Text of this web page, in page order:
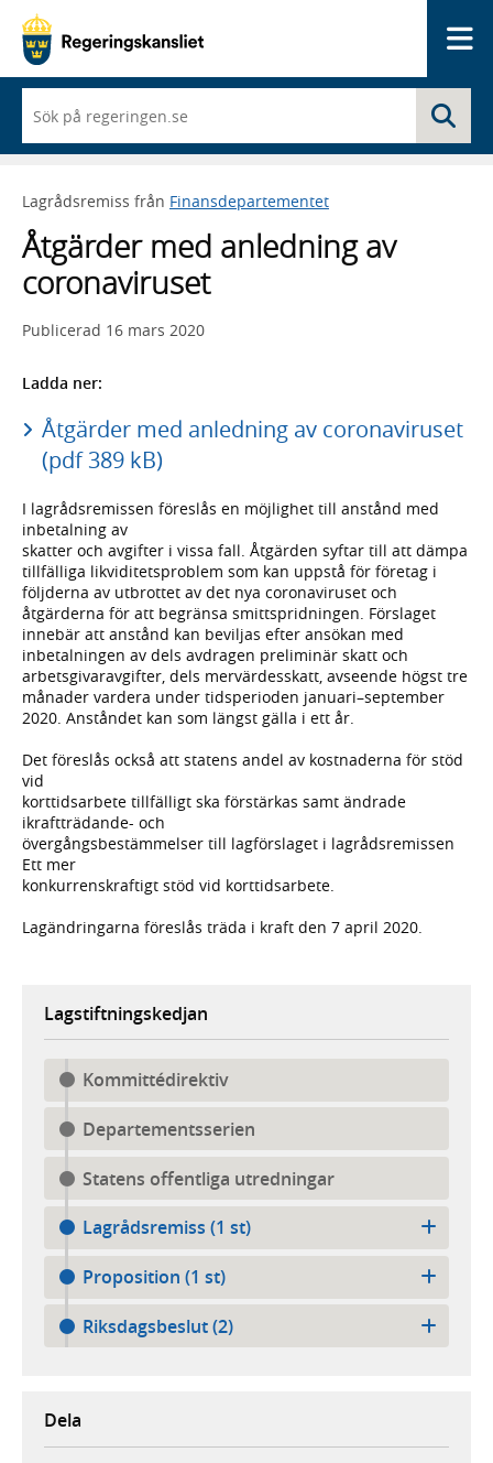
du
börjar
skriva
framträder
en
lista
med
sökförslag
Lagrådsremiss från Finansdepartementet
Åtgärder med anledning av
coronaviruset
Publicerad 16 mars 2020
Ladda ner:
Åtgärder med anledning av coronaviruset
(pdf 389 kB)
I lagrådsremissen föreslås en möjlighet till anstånd med
inbetalning av
skatter och avgifter i vissa fall. Åtgärden syftar till att dämpa
tillfälliga likviditetsproblem som kan uppstå för företag i
följderna av utbrottet av det nya coronaviruset och
åtgärderna för att begränsa smittspridningen. Förslaget
innebär att anstånd kan beviljas efter ansökan med
inbetalningen av dels avdragen preliminär skatt och
arbetsgivaravgifter, dels mervärdesskatt, avseende högst tre
månader vardera under tidsperioden januari–september
2020. Anståndet kan som längst gälla i ett år.
Det föreslås också att statens andel av kostnaderna för stöd
vid
korttidsarbete tillfälligt ska förstärkas samt ändrade
ikraftträdande- och
övergångsbestämmelser till lagförslaget i lagrådsremissen
Ett mer
konkurrenskraftigt stöd vid korttidsarbete.
Lagändringarna föreslås träda i kraft den 7 april 2020.
Lagstiftningskedjan
Kommittédirektiv
Departementsserien
Statens offentliga utredningar
Lagrådsremiss (1 st)
Proposition (1 st)
Riksdagsbeslut (2)
Dela